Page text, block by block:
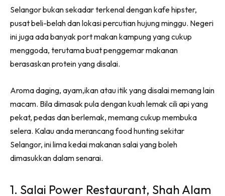
(Twitter)
Selangor bukan sekadar terkenal dengan kafe hipster,
pusat beli-belah dan lokasi percutian hujung minggu. Negeri
ini juga ada banyak port makan kampung yang cukup
menggoda, terutama buat penggemar makanan
berasaskan protein yang disalai.
Aroma daging, ayam,ikan atau itik yang disalai memang lain
macam. Bila dimasak pula dengan kuah lemak cili api yang
pekat, pedas dan berlemak, memang cukup membuka
selera. Kalau anda merancang food hunting sekitar
Selangor, ini lima kedai makanan salai yang boleh
dimasukkan dalam senarai.
1. Salai Power Restaurant, Shah Alam